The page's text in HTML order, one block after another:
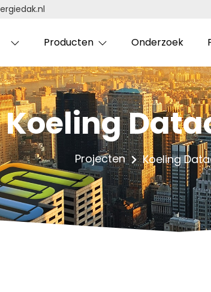
Producten Onderzoek
Koeling
Projecten Koeling